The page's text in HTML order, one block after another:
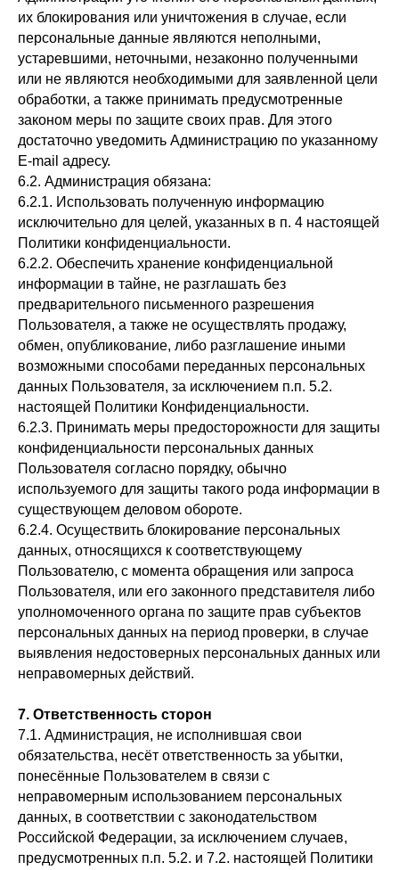
их блокирования или уничтожения в случае, если
персональные данные являются неполными,
устаревшими, неточными, незаконно полученными
или не являются необходимыми для заявленной цели
обработки, а также принимать предусмотренные
законом меры по защите своих прав. Для этого
достаточно уведомить Администрацию по указанному
E-mail адресу.
6.2. Администрация обязана:
6.2.1. Использовать полученную информацию
исключительно для целей, указанных в п. 4 настоящей
Политики конфиденциальности.
6.2.2. Обеспечить хранение конфиденциальной
информации в тайне, не разглашать без
предварительного письменного разрешения
Пользователя, а также не осуществлять продажу,
обмен, опубликование, либо разглашение иными
возможными способами переданных персональных
данных Пользователя, за исключением п.п. 5.2.
настоящей Политики Конфиденциальности.
6.2.3. Принимать меры предосторожности для защиты
конфиденциальности персональных данных
Пользователя согласно порядку, обычно
используемого для защиты такого рода информации в
существующем деловом обороте.
6.2.4. Осуществить блокирование персональных
данных, относящихся к соответствующему
Пользователю, с момента обращения или запроса
Пользователя, или его законного представителя либо
уполномоченного органа по защите прав субъектов
персональных данных на период проверки, в случае
выявления недостоверных персональных данных или
неправомерных действий.
7. Ответственность сторон
7.1. Администрация, не исполнившая свои
обязательства, несёт ответственность за убытки,
понесённые Пользователем в связи с
неправомерным использованием персональных
данных, в соответствии с законодательством
Российской Федерации, за исключением случаев,
предусмотренных п.п. 5.2. и 7.2. настоящей Политики